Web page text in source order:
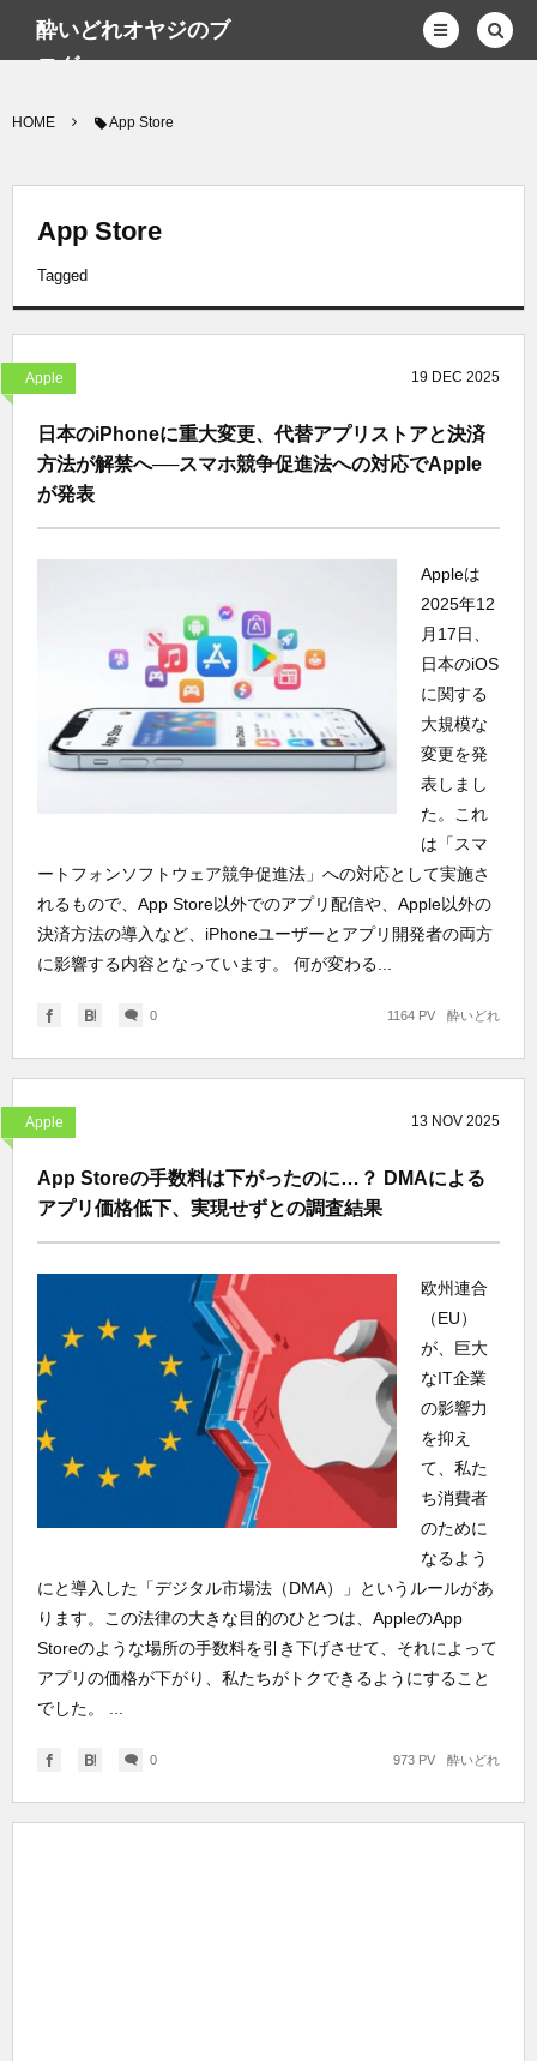
酔いどれオヤジのブ
ログwp
HOME App Store
App Store
Tagged
Apple 19 DEC 2025
日本のiPhoneに重大変更、代替アプリストアと決済
方法が解禁へ──スマホ競争促進法への対応でApple
が発表
Appleは
2025年12
月17日、
日本のiOS
に関する
大規模な
変更を発
表しまし
た。これ
は「スマ
ートフォンソフトウェア競争促進法」への対応として実施さ
れるもので、App Store以外でのアプリ配信や、Apple以外の
決済方法の導入など、iPhoneユーザーとアプリ開発者の両方
に影響する内容となっています。 何が変わる...
0 酔いどれ
1164 PV
Apple 13 NOV 2025
App Storeの手数料は下がったのに…？ DMAによる
アプリ価格低下、実現せずとの調査結果
欧州連合
（EU）
が、巨大
なIT企業
の影響力
を抑え
て、私た
ち消費者
のために
なるよう
にと導入した「デジタル市場法（DMA）」というルールがあ
ります。この法律の大きな目的のひとつは、AppleのApp
Storeのような場所の手数料を引き下げさせて、それによって
アプリの価格が下がり、私たちがトクできるようにすること
でした。 ...
0 酔いどれ
973 PV